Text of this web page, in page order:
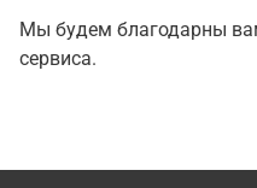
Мы будем благодарны
сервиса.